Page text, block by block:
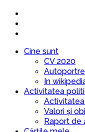
Cine sunt
CV 2020
In
Activitatea
Valori și
Raport de